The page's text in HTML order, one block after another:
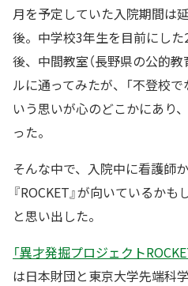
月を予定していた入院期間は
後。中学校3年生を目前にし
後、中間教室（長野県の公的
ルに通ってみたが、「不登校
いう思いが心のどこかにあり
った。
そんな中で、入院中に看護師
『ROCKET』が向いているか
と思い出した。
「異才発掘プロジェクト
は日本財団と東京大学先端科